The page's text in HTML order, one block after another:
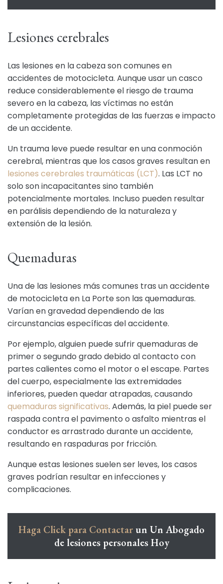
Lesiones cerebrales
Las lesiones en la cabeza son comunes en
accidentes de motocicleta. Aunque usar un casco
reduce considerablemente el riesgo de trauma
severo en la cabeza, las víctimas no están
completamente protegidas de las fuerzas e impacto
de un accidente.
Un trauma leve puede resultar en una conmoción
cerebral, mientras que los casos graves resultan en
lesiones cerebrales traumáticas (LCT). Las LCT no
solo son incapacitantes sino también
potencialmente mortales. Incluso pueden resultar
en parálisis dependiendo de la naturaleza y
extensión de la lesión.
Quemaduras
Una de las lesiones más comunes tras un accidente
de motocicleta en La Porte son las quemaduras.
Varían en gravedad dependiendo de las
circunstancias específicas del accidente.
Por ejemplo, alguien puede sufrir quemaduras de
primer o segundo grado debido al contacto con
partes calientes como el motor o el escape. Partes
del cuerpo, especialmente las extremidades
inferiores, pueden quedar atrapadas, causando
quemaduras significativas. Además, la piel puede ser
raspada contra el pavimento o asfalto mientras el
conductor es arrastrado durante un accidente,
resultando en raspaduras por fricción.
Aunque estas lesiones suelen ser leves, los casos
graves podrían resultar en infecciones y
complicaciones.
Haga Click para Contactar un Un Abogado
de lesiones personales Hoy